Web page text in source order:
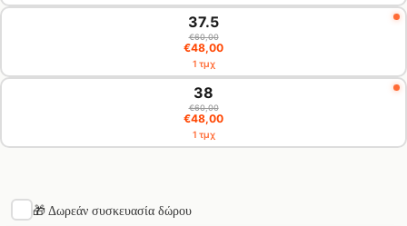
37.5
€60,00
€48,00
1 τμχ
38
€60,00
€48,00
1 τμχ
🎁 Δωρεάν συσκευασία δώρου